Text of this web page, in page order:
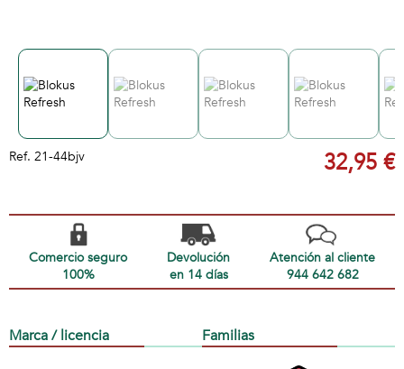
Ref. 21-44bjv 32,95 €
Comercio seguro
100%
Devolución
en 14 días
Atención al cliente
944 642 682
Marca / licencia Familias